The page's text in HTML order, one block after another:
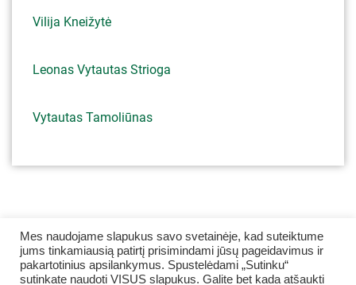
Vilija Kneižytė
Leonas Vytautas Strioga
Vytautas Tamoliūnas
Mes naudojame slapukus savo svetainėje, kad suteiktume
jums tinkamiausią patirtį prisimindami jūsų pageidavimus ir
pakartotinius apsilankymus. Spustelėdami „Sutinku“
sutinkate naudoti VISUS slapukus. Galite bet kada atšaukti